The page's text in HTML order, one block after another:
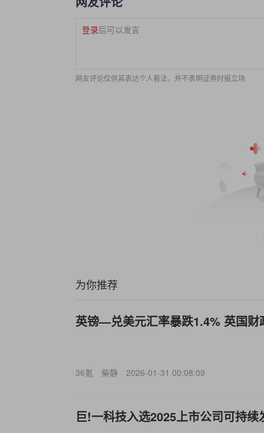
登录后可以发言
网友评论仅供其表达个人看法，并不表明证券时报立场
为你推荐
英镑—兑美元汇率暴跌1.4% 英国财
36氪 柴静 2026-01-31 00:08:09
巨!一科技入选2025上市公司可持